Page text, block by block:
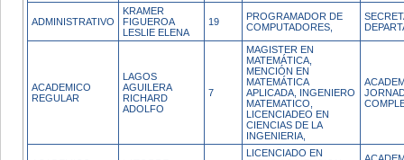
ADMINISTRATIVO
KRAMER
FIGUEROA
LESLIE ELENA
19
PROGRAMADOR DE
COMPUTADORES,
ACADEMICO
REGULAR
LAGOS
AGUILERA
RICHARD
ADOLFO
7
MAGISTER EN
MATEMÁTICA,
MENCIÓN EN
MATEMÁTICA
APLICADA, INGENIERO
MATEMATICO,
LICENCIADEO EN
CIENCIAS DE LA
INGENIERIA,
LICENCIADO EN